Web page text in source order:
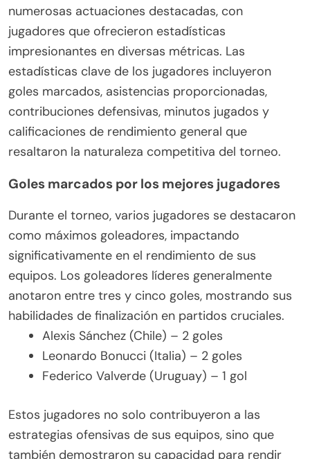
numerosas actuaciones destacadas, con
jugadores que ofrecieron estadísticas
impresionantes en diversas métricas. Las
estadísticas clave de los jugadores incluyeron
goles marcados, asistencias proporcionadas,
contribuciones defensivas, minutos jugados y
calificaciones de rendimiento general que
resaltaron la naturaleza competitiva del torneo.
Goles marcados por los mejores jugadores
Durante el torneo, varios jugadores se destacaron
como máximos goleadores, impactando
significativamente en el rendimiento de sus
equipos. Los goleadores líderes generalmente
anotaron entre tres y cinco goles, mostrando sus
habilidades de finalización en partidos cruciales.
Alexis Sánchez (Chile) – 2 goles
Leonardo Bonucci (Italia) – 2 goles
Federico Valverde (Uruguay) – 1 gol
Estos jugadores no solo contribuyeron a las
estrategias ofensivas de sus equipos, sino que
también demostraron su capacidad para rendir